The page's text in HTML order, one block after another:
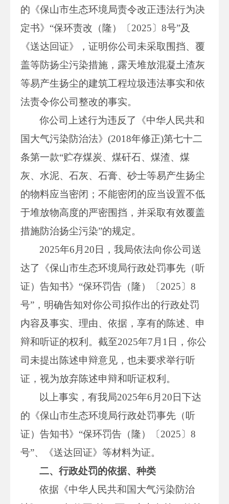
的《保山市生态环境局责令改正违法行为决
定书》“保环责改（隆）〔2025〕8号”及
《送达回证》，证明你公司未采取围挡、覆
盖等防扬尘污染措施，露天堆放混凝土渣灰
等易产生扬尘的建筑工程垃圾违法事实和依
法责令你公司整改的事实。
你公司上述行为违反了《中华人民共和
国大气污染防治法》(2018年修正)第七十二
条第一款“贮存煤炭、煤矸石、煤渣、煤
灰、水泥、石灰、石膏、砂士等易产生扬尘
的物料应当密闭；不能密闭的应当设置不低
于堆放物高度的严密围挡，并采取有效覆盖
措施防治扬尘污染”的规定。
2025年6月20日，我局依法向你公司送
达了《保山市生态环境局行政处罚事先（听
证）告知书》“保环罚告（隆）〔2025〕8
号”，明确告知对你公司拟作出的行政处罚
内容及事实、理由、依据，享有的陈述、申
辩和听证的权利。截至2025年7月1日，你公
司未提出陈述申辩意见，也未要求举行听
证，视为放弃陈述申辩和听证权利。
以上事实，有我局2025年6月20日下达
的《保山市生态环境局行政处罚事先（听
证）告知书》“保环罚告（隆）〔2025〕8
号”、《送达回证》等材料为证。
二、行政处罚的依据、种类
依据《中华人民共和国大气污染防治